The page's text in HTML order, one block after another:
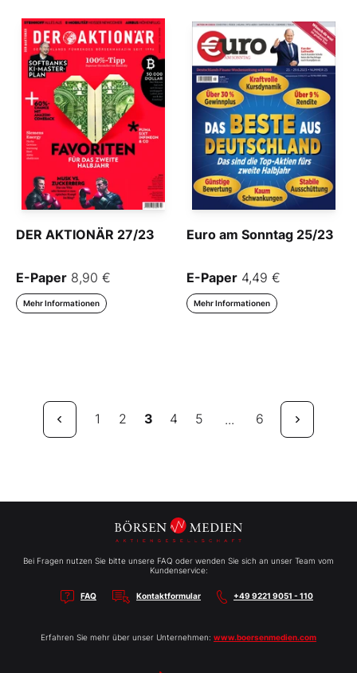
DER AKTIONÄR 27/23
E-Paper 8,90 €
Mehr Informationen
Euro am Sonntag 25/23
E-Paper 4,49 €
Mehr Informationen
1 2 3 4 5 ... 6
Bei Fragen nutzen Sie bitte unsere FAQ oder wenden Sie sich an unser Team vom
Kundenservice:
FAQ Kontaktformular +49 9221 9051 - 110
Erfahren Sie mehr über unser Unternehmen: www.boersenmedien.com